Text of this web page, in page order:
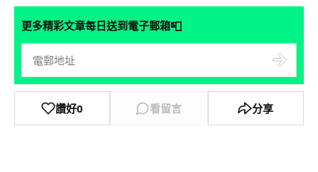
更多精彩文章每日送到電子郵箱📮
讚好0 看留言 分享